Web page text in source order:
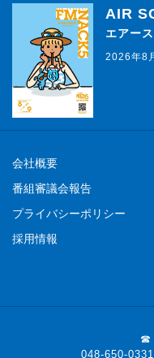
AIR
エアー
2026年8
会社概要
番組審議会報告
プライバシーポリシー
採用情報
☎
048-650-0331